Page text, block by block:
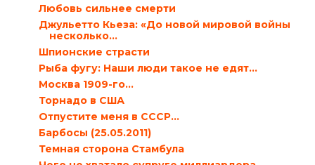
Любовь сильнее смерти
Джульетто Кьеза: «До новой мировой войны
несколько...
Шпионские страсти
Рыба фугу: Наши люди такое не едят…
Москва 1909-го…
Торнадо в США
Отпустите меня в СССР…
Барбосы (25.05.2011)
Темная сторона Стамбула